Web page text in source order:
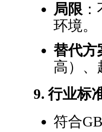
局限
环境。
替代方
高）、
9.行业标
符合